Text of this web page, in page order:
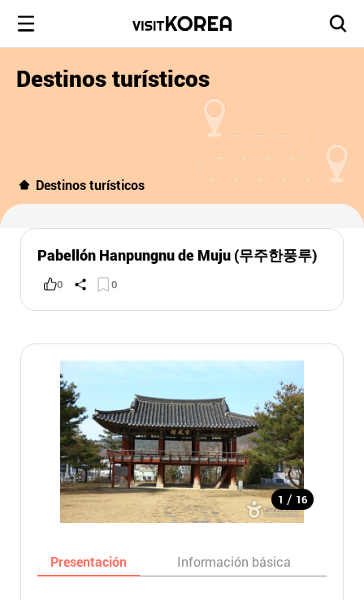
Destinos turísticos
Destinos turísticos
Pabellón Hanpungnu de Muju (무주한풍루)
0 0
1 / 16
Presentación Información básica